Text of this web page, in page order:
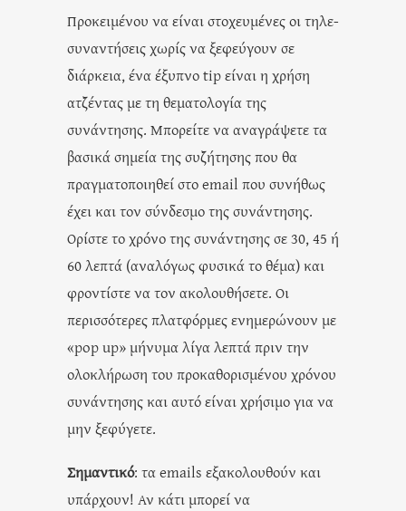
Προκειμένου να είναι στοχευμένες οι τηλε-
συναντήσεις χωρίς να ξεφεύγουν σε
διάρκεια, ένα έξυπνο tip είναι η χρήση
ατζέντας με τη θεματολογία της
συνάντησης. Μπορείτε να αναγράψετε τα
βασικά σημεία της συζήτησης που θα
πραγματοποιηθεί στο email που συνήθως
έχει και τον σύνδεσμο της συνάντησης.
Ορίστε το χρόνο της συνάντησης σε 30, 45 ή
60 λεπτά (αναλόγως φυσικά το θέμα) και
φροντίστε να τον ακολουθήσετε. Οι
περισσότερες πλατφόρμες ενημερώνουν με
«pop up» μήνυμα λίγα λεπτά πριν την
ολοκλήρωση του προκαθορισμένου χρόνου
συνάντησης και αυτό είναι χρήσιμο για να
μην ξεφύγετε.
Σημαντικό: τα emails εξακολουθούν και
υπάρχουν! Αν κάτι μπορεί να